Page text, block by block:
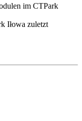
im CTPark
Iłowa zuletzt